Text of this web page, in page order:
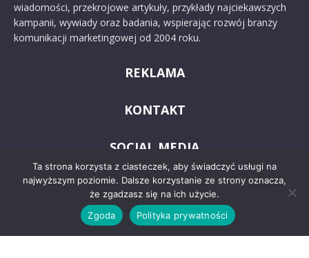
wiadomości, przekrojowe artykuły, przykłady najciekawszych
kampanii, wywiady oraz badania, wspierając rozwój branży
komunikacji marketingowej od 2004 roku.
REKLAMA
KONTAKT
SOCIAL MEDIA
Ta strona korzysta z ciasteczek, aby świadczyć usługi na
najwyższym poziomie. Dalsze korzystanie ze strony oznacza,
że zgadzasz się na ich użycie.
Zgoda
Polityka prywatności